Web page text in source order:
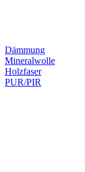
Dämmung
Mineralwolle
Holzfaser
PUR/PIR